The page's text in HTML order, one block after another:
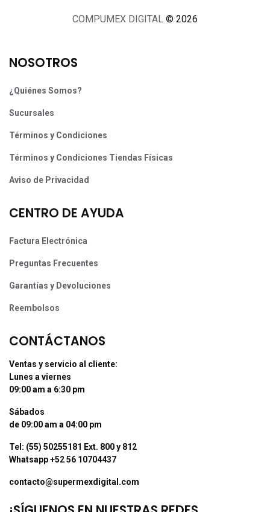
COMPUMEX DIGITAL © 2026
NOSOTROS
¿Quiénes Somos?
Sucursales
Términos y Condiciones
Términos y Condiciones Tiendas Físicas
Aviso de Privacidad
CENTRO DE AYUDA
Factura Electrónica
Preguntas Frecuentes
Garantías y Devoluciones
Reembolsos
CONTÁCTANOS
Ventas y servicio al cliente:
Lunes a viernes
09:00 am a 6:30 pm
Sábados
de 09:00 am a 04:00 pm
Tel: (55) 50255181 Ext. 800 y 812
Whatsapp +52 56 10704437
contacto@supermexdigital.com